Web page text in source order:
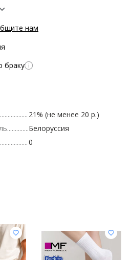
в подгибку.
нам
браку
21% (не менее 20 р.)
Белоруссия
0